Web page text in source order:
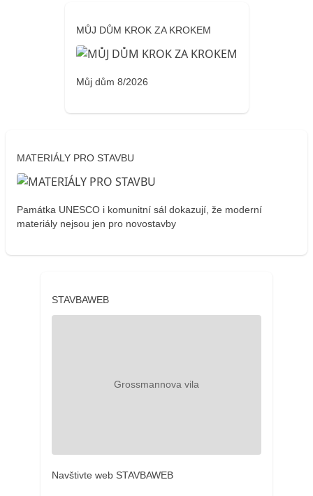
MŮJ DŮM KROK ZA KROKEM
Můj dům 8/2026
MATERIÁLY PRO STAVBU
Památka UNESCO i komunitní sál dokazují, že moderní
materiály nejsou jen pro novostavby
STAVBAWEB
Navštivte web STAVBAWEB